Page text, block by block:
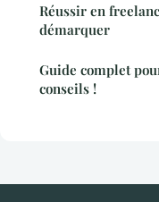
Réussir en
démarquer
Guide complet
conseils !